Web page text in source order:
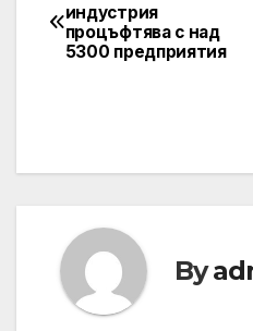
navigation
индустрия
процъфтява с над
5300 предприятия
By